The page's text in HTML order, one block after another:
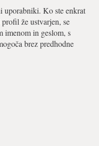
uporabniki. Ko ste enkrat
že ustvarjen, se
imenom in geslom, s
brez predhodne